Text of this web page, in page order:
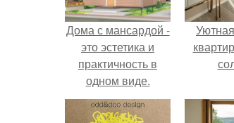
Дома с мансардой -
это эстетика и
практичность в
одном виде.